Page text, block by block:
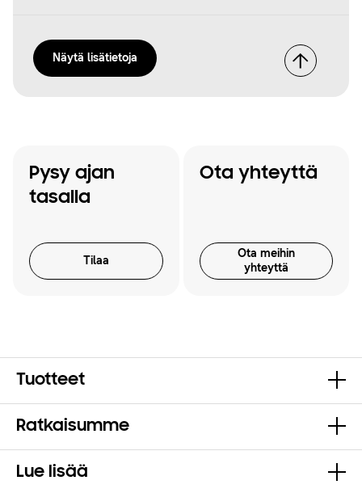
Näytä lisätietoja
Pysy ajan
tasalla
Tilaa
Ota yhteyttä
Ota meihin
yhteyttä
Tuotteet
Ratkaisumme
Lue lisää